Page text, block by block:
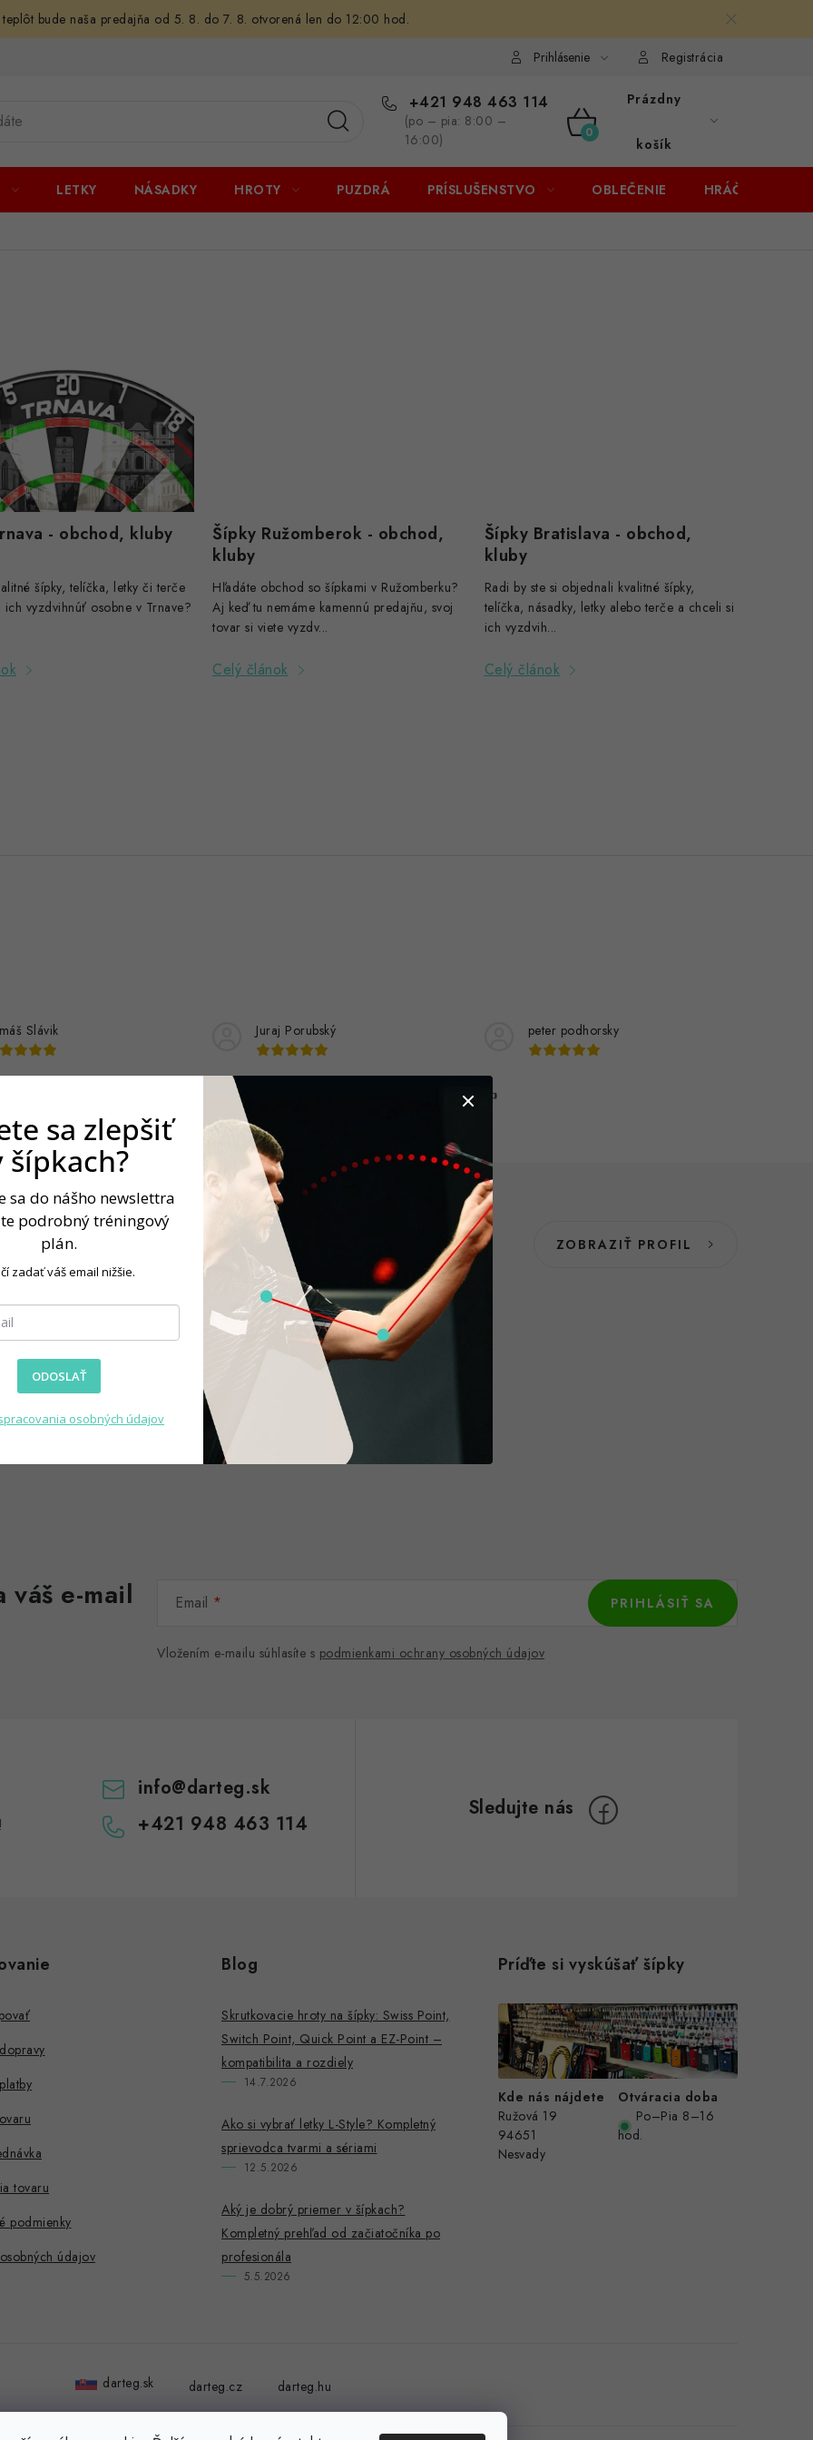
bude naša predajňa od 5. 8. do 7. 8. otvorená len do 12:00 hod.
Prihlásenie Registrácia
+421 948 463 114
(po – pia: 8:00 –
16:00)
NÁKUPNÝ
KOŠÍK
Prázdny
košík
LETKY NÁSADKY HROTY PUZDRÁ PRÍSLUŠENSTVO OBLEČENIE HRÁČI
- obchod, kluby
šípky, telíčka, letky či terče
ich vyzdvihnúť osobne v Trnave?
Šípky Ružomberok - obchod,
kluby
Hľadáte obchod so šípkami v Ružomberku?
Aj keď tu nemáme kamennú predajňu, svoj
tovar si viete vyzdv...
Celý článok
Šípky Bratislava - obchod,
kluby
Radi by ste si objednali kvalitné šípky,
telíčka, násadky, letky alebo terče a chceli si
ich vyzdvih...
Celý článok
Slávik Juraj Porubský
dobré
peter podhorsky
👍
ZOBRAZIŤ PROFIL
e-mail Email
Vložením e-mailu súhlasíte s podmienkami ochrany osobných údajov
PRIHLÁSIŤ SA
info@darteg.sk
+421 948 463 114
tovaru
podmienky
údajov
Blog
Skrutkovacie hroty na šípky: Swiss Point,
Switch Point, Quick Point a EZ-Point –
kompatibilita a rozdiely
14.7.2026
Ako si vybrať letky L-Style? Kompletný
sprievodca tvarmi a sériami
12.5.2026
Aký je dobrý priemer v šípkach?
Kompletný prehľad od začiatočníka po
profesionála
5.5.2026
Príďte si vyskúšať šípky
Kde nás nájdete
Ružová 19
94651
Nesvady
Otváracia doba
Po–Pia 8–16
hod.
darteg.sk darteg.cz darteg.hu
sa zlepšiť
šípkach?
sa do nášho newslettra
podrobný tréningový
plán.
zadať váš email nižšie.
ODOSLAŤ
osobných údajov